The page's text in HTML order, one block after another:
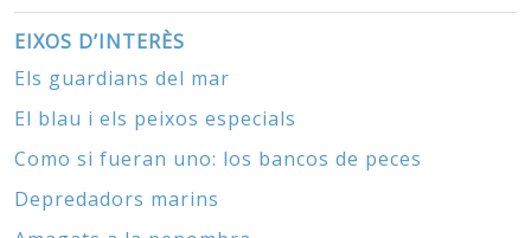
EIXOS D’INTERÈS
Els guardians del mar
El blau i els peixos especials
Como si fueran uno: los bancos de peces
Depredadors marins